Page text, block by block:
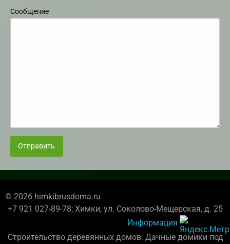
Сообщение
Отправить
© 2026 himkibrusdoma.ru
+7 921 027-89-78; Химки, ул. Соколово-Мещерская, д. 25
Информация
Строительство деревянных домов: Дачные домики под